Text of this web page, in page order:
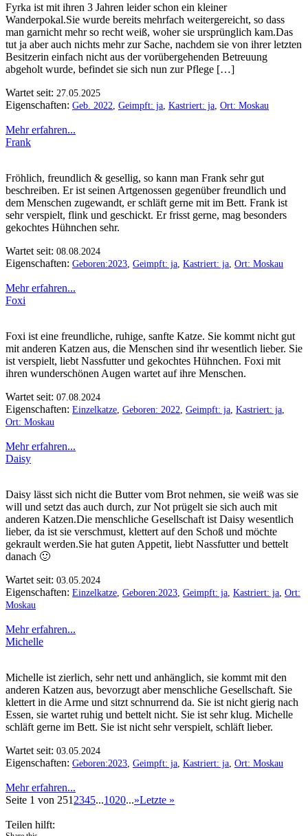
Fyrka ist mit ihren 3 Jahren leider schon ein kleiner
Wanderpokal.Sie wurde bereits mehrfach weitergereicht, so dass
man garnicht mehr so recht weiß, woher sie ursprünglich kam.Das
tut ja aber auch nichts mehr zur Sache, nachdem sie von ihrer letzten
Besitzerin einfach nicht aus der vorübergehenden Betreuung
abgeholt wurde, befindet sie sich nun zur Pflege […]
Wartet seit: 27.05.2025
Eigenschaften: Geb. 2022 Geimpft: ja Kastriert: ja Ort: Moskau
Mehr erfahren...
Frank
Fröhlich, freundlich & gesellig, so kann man Frank sehr gut
beschreiben. Er ist seinen Artgenossen gegenüber freundlich und
dem Menschen zugewandt, er schläft gerne mit im Bett. Frank ist
sehr verspielt, flink und geschickt. Er frisst gerne, mag besonders
gekochtes Hühnchen sehr.
Wartet seit: 08.08.2024
Eigenschaften: Geboren:2023 Geimpft: ja Kastriert: ja Ort: Moskau
Mehr erfahren...
Foxi
Foxi ist eine freundliche, ruhige, sanfte Katze. Sie kommt nicht gut
mit anderen Katzen aus, die Menschen sind ihr wesentlich lieber. Sie
ist verspielt, liebt Nassfutter und gekochtes Hühnchen. Foxi mit
ihren wunderschönen Augen wartet auf ihre Menschen.
Wartet seit: 07.08.2024
Eigenschaften: Einzelkatze Geboren: 2022 Geimpft: ja Kastriert: ja
Ort: Moskau
Mehr erfahren...
Daisy
Daisy lässt sich nicht die Butter vom Brot nehmen, sie weiß was sie
will und setzt das auch durch, zur Not prügelt sie sich auch mit
anderen Katzen.Die menschliche Gesellschaft ist Daisy wesentlich
lieber, da ist sie verschmust, klettert auf den Schoß und möchte
gekrault werden.Sie hat guten Appetit, liebt Nassfutter und bettelt
danach 🙂
Wartet seit: 03.05.2024
Eigenschaften: Einzelkatze Geboren:2023 Geimpft: ja Kastriert: ja Ort:
Moskau
Mehr erfahren...
Michelle
Michelle ist zierlich, sehr nett und anhänglich, sie kommt mit den
anderen Katzen aus, bevorzugt aber menschliche Gesellschaft. Sie
klettert in die Arme und sitzt schnurrend da. Sie ist nicht gierig nach
Essen, sie wartet ruhig und bettelt nicht. Sie ist sehr klug. Michelle
schläft gerne im Bett. Sie ist nicht sehr verspielt, schläft lieber.
Wartet seit: 03.05.2024
Eigenschaften: Geboren:2023 Geimpft: ja Kastriert: ja Ort: Moskau
Mehr erfahren...
Seite 1 von 251 2345...1020...»Letzte »
Teilen hilft: